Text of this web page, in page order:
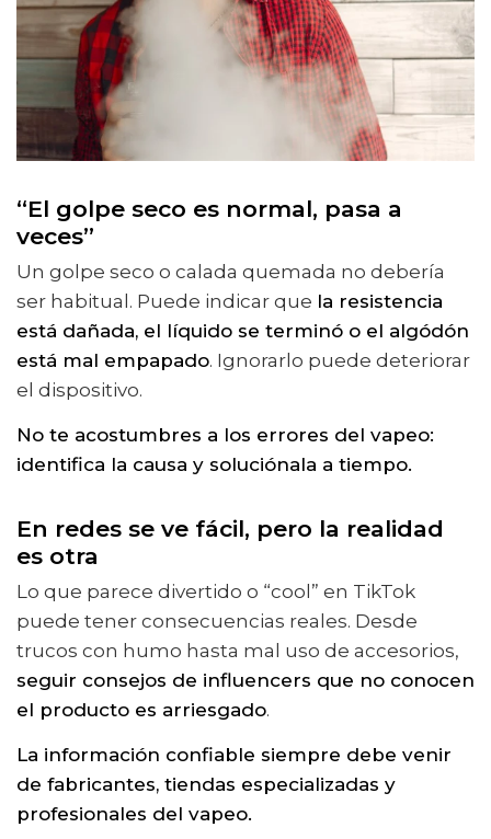
“El golpe seco es normal, pasa a
veces”
Un golpe seco o calada quemada no debería
ser habitual. Puede indicar que la resistencia
está dañada, el líquido se terminó o el algódón
está mal empapado. Ignorarlo puede deteriorar
el dispositivo.
No te acostumbres a los errores del vapeo:
identifica la causa y soluciónala a tiempo.
En redes se ve fácil, pero la realidad
es otra
Lo que parece divertido o “cool” en TikTok
puede tener consecuencias reales. Desde
trucos con humo hasta mal uso de accesorios,
seguir consejos de influencers que no conocen
el producto es arriesgado.
La información confiable siempre debe venir
de fabricantes, tiendas especializadas y
profesionales del vapeo.